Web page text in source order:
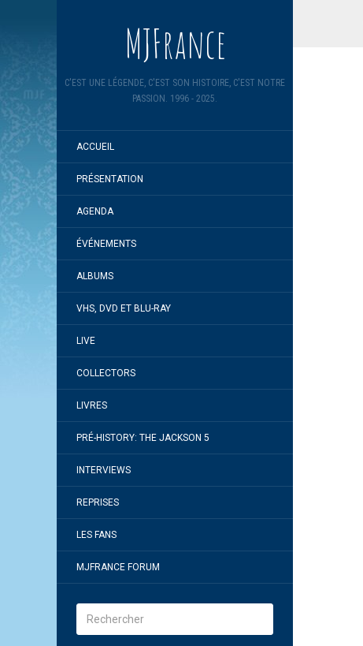
MJFrance
C'EST UNE LÉGENDE, C'EST SON HISTOIRE, C'EST NOTRE
PASSION. 1996 - 2025.
ACCUEIL
PRÉSENTATION
AGENDA
ÉVÉNEMENTS
ALBUMS
VHS, DVD ET BLU-RAY
LIVE
COLLECTORS
LIVRES
PRÉ-HISTORY: THE JACKSON 5
INTERVIEWS
REPRISES
LES FANS
MJFRANCE FORUM